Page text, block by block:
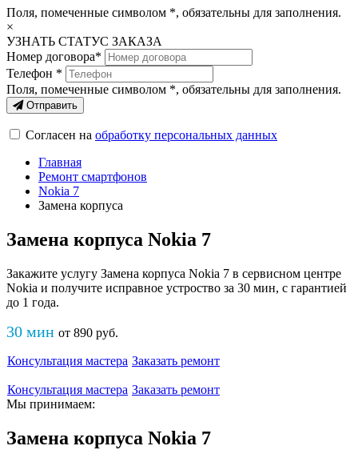
Поля, помеченные символом *, обязательны для заполнения.
×
УЗНАТЬ СТАТУС ЗАКАЗА
Номер договора*
Телефон *
Поля, помеченные символом *, обязательны для заполнения.
Отправить
Согласен на обработку персональных данных
Главная
Ремонт смартфонов
Nokia 7
Замена корпуса
Замена корпуса Nokia 7
Закажите услугу Замена корпуса Nokia 7 в сервисном центре
Nokia и получите исправное устроство за 30 мин, с гарантией
до 1 года.
30 мин от 890 руб.
Консультация мастера Заказать ремонт
Консультация мастера Заказать ремонт
Мы принимаем:
Замена корпуса Nokia 7